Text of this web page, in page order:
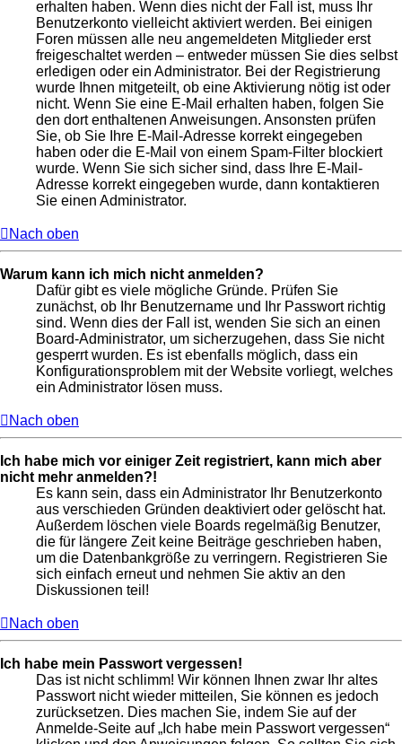
erhalten haben. Wenn dies nicht der Fall ist, muss Ihr
Benutzerkonto vielleicht aktiviert werden. Bei einigen
Foren müssen alle neu angemeldeten Mitglieder erst
freigeschaltet werden – entweder müssen Sie dies selbst
erledigen oder ein Administrator. Bei der Registrierung
wurde Ihnen mitgeteilt, ob eine Aktivierung nötig ist oder
nicht. Wenn Sie eine E-Mail erhalten haben, folgen Sie
den dort enthaltenen Anweisungen. Ansonsten prüfen
Sie, ob Sie Ihre E-Mail-Adresse korrekt eingegeben
haben oder die E-Mail von einem Spam-Filter blockiert
wurde. Wenn Sie sich sicher sind, dass Ihre E-Mail-
Adresse korrekt eingegeben wurde, dann kontaktieren
Sie einen Administrator.
Nach oben
Warum kann ich mich nicht anmelden?
Dafür gibt es viele mögliche Gründe. Prüfen Sie
zunächst, ob Ihr Benutzername und Ihr Passwort richtig
sind. Wenn dies der Fall ist, wenden Sie sich an einen
Board-Administrator, um sicherzugehen, dass Sie nicht
gesperrt wurden. Es ist ebenfalls möglich, dass ein
Konfigurationsproblem mit der Website vorliegt, welches
ein Administrator lösen muss.
Nach oben
Ich habe mich vor einiger Zeit registriert, kann mich aber
nicht mehr anmelden?!
Es kann sein, dass ein Administrator Ihr Benutzerkonto
aus verschieden Gründen deaktiviert oder gelöscht hat.
Außerdem löschen viele Boards regelmäßig Benutzer,
die für längere Zeit keine Beiträge geschrieben haben,
um die Datenbankgröße zu verringern. Registrieren Sie
sich einfach erneut und nehmen Sie aktiv an den
Diskussionen teil!
Nach oben
Ich habe mein Passwort vergessen!
Das ist nicht schlimm! Wir können Ihnen zwar Ihr altes
Passwort nicht wieder mitteilen, Sie können es jedoch
zurücksetzen. Dies machen Sie, indem Sie auf der
Anmelde-Seite auf „Ich habe mein Passwort vergessen“